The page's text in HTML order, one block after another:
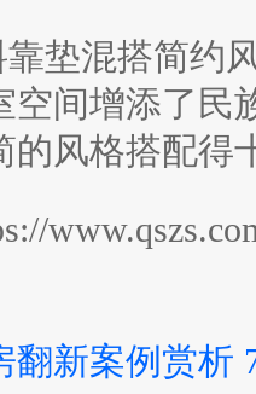
混搭简约风
空间增添了民
的风格搭配得
翻新案例赏析